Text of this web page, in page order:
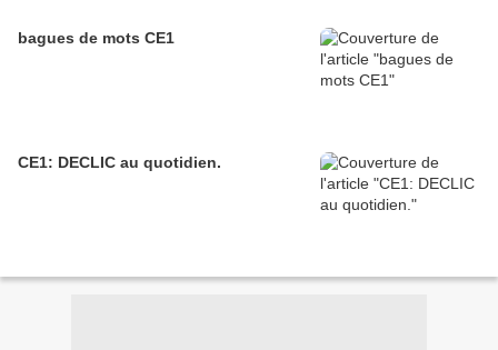
bagues de mots CE1
CE1: DECLIC au quotidien.